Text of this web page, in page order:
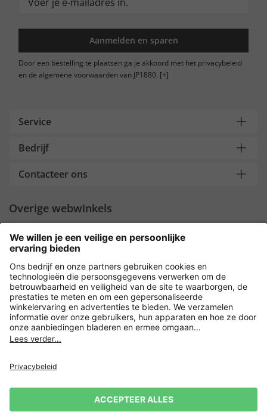
Aanmelden en sparen
Door een bestelling te plaatsen ga je akkoord met het privacybeleid
en de algemene voorwaarden van JP1880. [+]
Service
Bedrijf
Contacteer ons
Overige webwinkels
Nederland
Payment and Delivery
Versleuteling met
Verkoopvoorwaarden
Leveringsvoorwaarden
Herroeping indienen
Impressum Cookie-instellingen